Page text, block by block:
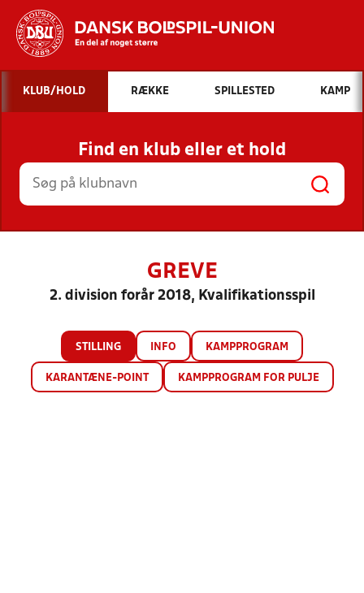
Hvad vil du søge efter?
INDHOLD OG NYHEDER
STILLINGER, RESULTATER, KLUBBER OG
HOLD
KLUB/HOLD RÆKKE SPILLESTED KAMP
Find en klub eller et hold
GREVE
2. division forår 2018, Kvalifikationsspil
STILLING INFO KAMPPROGRAM
KARANTÆNE-POINT KAMPPROGRAM FOR PULJE